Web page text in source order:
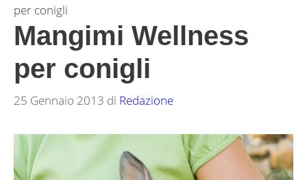
per conigli
Mangimi Wellness
per conigli
25 Gennaio 2013 di Redazione